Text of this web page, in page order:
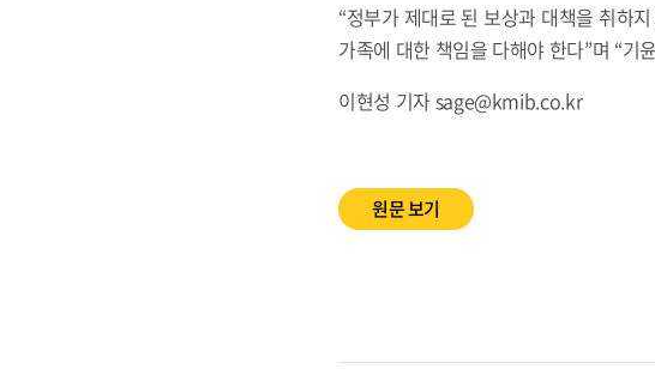
“정부가 제대로 된 보상과 대책을 취하
가족에 대한 책임을 다해야 한다”며 “기
이현성 기자 sage@kmib.co.kr
원문 보기